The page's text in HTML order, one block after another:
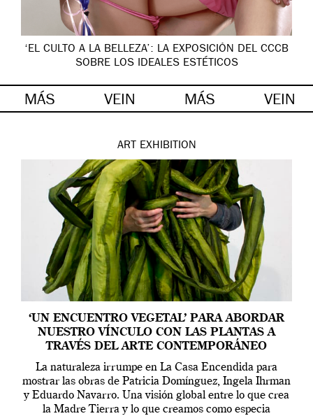
‘EL CULTO A LA BELLEZA’: LA EXPOSICIÓN DEL CCCB
SOBRE LOS IDEALES ESTÉTICOS
MÁS VEIN MÁS VEIN
ART EXHIBITION
‘UN ENCUENTRO VEGETAL’ PARA ABORDAR
NUESTRO VÍNCULO CON LAS PLANTAS A
TRAVÉS DEL ARTE CONTEMPORÁNEO
La naturaleza irrumpe en La Casa Encendida para
mostrar las obras de Patricia Domínguez, Ingela Ihrman
y Eduardo Navarro. Una visión global entre lo que crea
la Madre Tierra y lo que creamos como especia